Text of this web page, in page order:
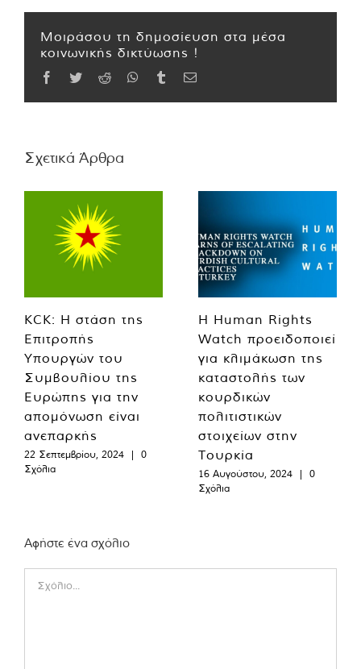
Μοιράσου τη δημοσίευση στα μέσα
κοινωνικής δικτύωσης !
Facebook
TwitterReddit WhatsApp
TumblrEmail
Σχετικά Άρθρα
KCK: Η στάση της
Επιτροπής
Υπουργών του
Συμβουλίου της
Ευρώπης για την
απομόνωση είναι
ανεπαρκής
22 Σεπτεμβρίου, 2024 |
0
Σχόλια
Η Human Rights
Watch προειδοποιεί
για κλιμάκωση της
καταστολής των
κουρδικών
πολιτιστικών
στοιχείων στην
Τουρκία
16 Αυγούστου, 2024 |
0
Σχόλια
Αφήστε ένα σχόλιο